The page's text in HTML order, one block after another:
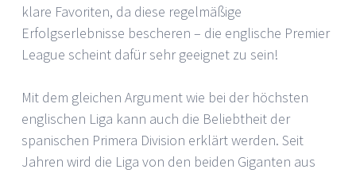
klare Favoriten, da diese regelmäßige
Erfolgserlebnisse bescheren – die englische Premier
League scheint dafür sehr geeignet zu sein!
Mit dem gleichen Argument wie bei der höchsten
englischen Liga kann auch die Beliebtheit der
spanischen Primera Division erklärt werden. Seit
Jahren wird die Liga von den beiden Giganten aus